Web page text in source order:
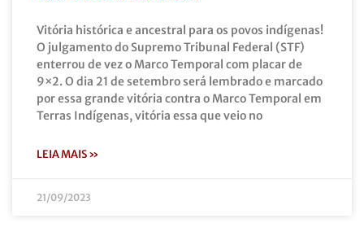
Vitória histórica e ancestral para os povos indígenas!
O julgamento do Supremo Tribunal Federal (STF)
enterrou de vez o Marco Temporal com placar de
9×2. O dia 21 de setembro será lembrado e marcado
por essa grande vitória contra o Marco Temporal em
Terras Indígenas, vitória essa que veio no
LEIA MAIS »
21/09/2023